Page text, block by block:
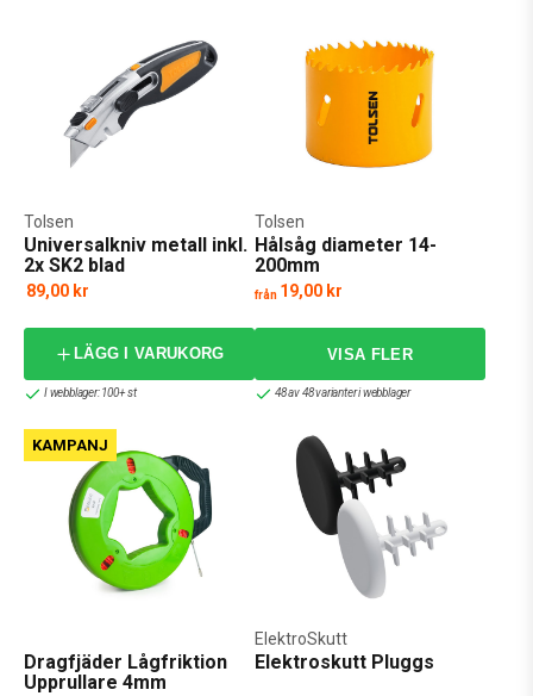
Tolsen
Universalkniv metall inkl.
2x SK2 blad
89,00 kr
LÄGG I VARUKORG
I webblager: 100+ st
Tolsen
Hålsåg diameter 14-
200mm
från 19,00 kr
48 av 48 varianter i webblager
KAMPANJ
Dragfjäder Lågfriktion
Upprullare 4mm
ElektroSkutt
Elektroskutt Pluggs